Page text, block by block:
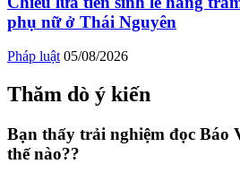
phụ nữ ở Thái Nguyên
Pháp luật 05/08/2026
Thăm dò ý kiến
Bạn thấy trải nghiệm đọc Báo
thế nào??